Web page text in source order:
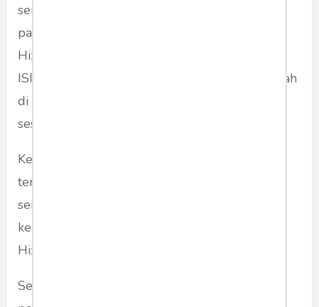
senjatanya juga lebih canggih daripada perang
pada tahun 2006 yang lalu. Bahkan tentara
Hizbullah juga terlibat memerangi kelompok
ISIS di Suriah. Artinya magang tentara Hizbullah
di Suriah merupakan latihan perang dalam arti
sesungguhnya.
Kelompok Hizbullah juga semakin mahir dan
terampil mengoperasikan senjata-senjata yang
semakin canggih. Hal inilah yang menjadi
kekhawatiran Israel kalau pecah perang antara
Hizbullah vs Israel di masa mendatang.
Sepertinya kawasan Timur Tengah akan selalu